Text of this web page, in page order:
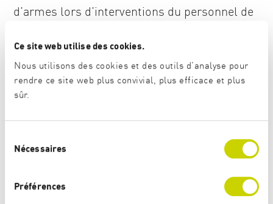
Ce site web utilise des cookies.
Nous utilisons des cookies et des outils d'analyse pour
rendre ce site web plus convivial, plus efficace et plus
sûr.
Nécessaires
Préférences
d’armes lors d’interventions du personnel de
d’interdire également l’usage de moyens
auxiliaires (p.ex. menottes, liens, chiens de
service).
tâches de sécurité à des entreprises privés,
les principes de cette délégation.